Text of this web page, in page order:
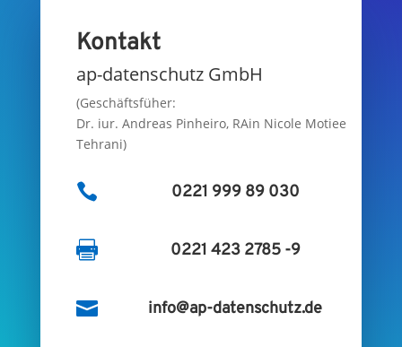
Kontakt
ap-datenschutz GmbH
(Geschäftsfüher:
Dr. iur. Andreas Pinheiro, RAin Nicole Motiee
Tehrani)
 0221 999 89 030
 0221 423 2785 -9
 info@ap-datenschutz.de